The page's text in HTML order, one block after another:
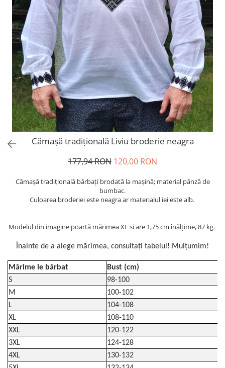
Cămașă tradițională Liviu broderie neagra
177,94 RON 120,00 RON
Cămașă tradiţională bărbați brodată la maşină; material pânză de
bumbac.
Culoarea broderiei este neagra ar materialul iei este alb.
Modelul din imagine poartă mărimea XL si are 1,75 cm înălțime, 87 kg.
Înainte de a alege mărimea, consultați tabelul! Mulțumim!
Mărime ie bărbat
Bust (cm)
S
98-100
M
100-102
L
104-108
XL
108-110
XXL
120-122
3XL
124-128
4XL
130-132